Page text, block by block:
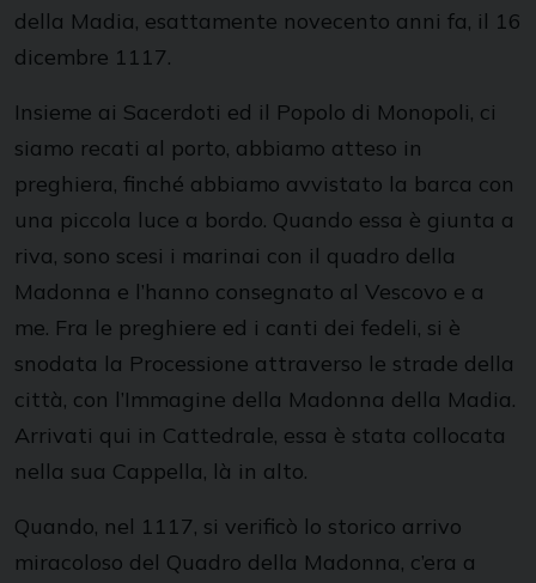
della Madia, esattamente novecento anni fa, il 16
dicembre 1117.
Insieme ai Sacerdoti ed il Popolo di Monopoli, ci
siamo recati al porto, abbiamo atteso in
preghiera, finché abbiamo avvistato la barca con
una piccola luce a bordo. Quando essa è giunta a
riva, sono scesi i marinai con il quadro della
Madonna e l’hanno consegnato al Vescovo e a
me. Fra le preghiere ed i canti dei fedeli, si è
snodata la Processione attraverso le strade della
città, con l’Immagine della Madonna della Madia.
Arrivati qui in Cattedrale, essa è stata collocata
nella sua Cappella, là in alto.
Quando, nel 1117, si verificò lo storico arrivo
miracoloso del Quadro della Madonna, c’era a